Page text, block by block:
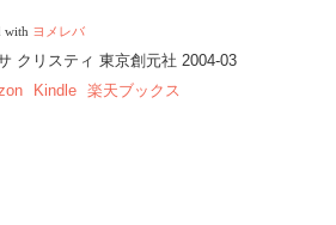
with ヨメレバ
クリスティ 東京創元社 2004-03
Kindle 楽天ブックス